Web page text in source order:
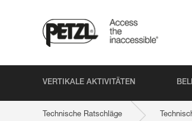
VERTIKALE AKTIVITÄTEN
Technische Ratschläge